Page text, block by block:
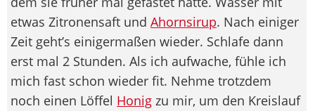
etwas Zitronensaft und Ahornsirup. Nach einiger
Zeit geht’s einigermaßen wieder. Schlafe dann
erst mal 2 Stunden. Als ich aufwache, fühle ich
mich fast schon wieder fit. Nehme trotzdem
noch einen Löffel Honig zu mir, um den Kreislauf